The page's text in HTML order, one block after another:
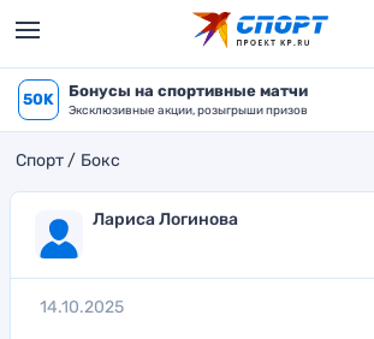
50K Бонусы на спортивные матчи
Эксклюзивные акции, розыгрыши призов
Спорт Бокс
Лариса Логинова
14.10.2025